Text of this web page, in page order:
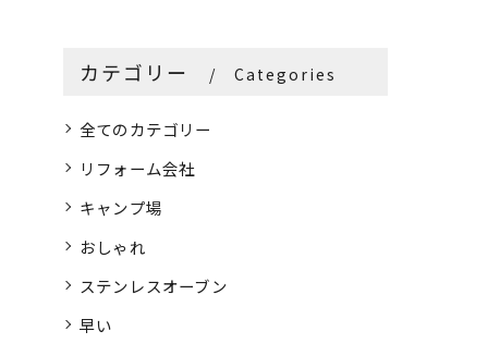
カテゴリー Categories
全てのカテゴリー
リフォーム会社
キャンプ場
おしゃれ
ステンレスオーブン
早い